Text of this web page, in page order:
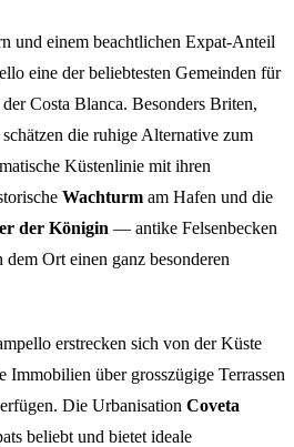
und einem beachtlichen Expat-Anteil
eine der beliebtesten Gemeinden für
Costa Blanca. Besonders Briten,
die ruhige Alternative zum
Küstenlinie mit ihren
Wachturm am Hafen und die
der Königin — antike Felsenbecken
Ort einen ganz besonderen
erstrecken sich von der Küste
über grosszügige Terrassen
Die Urbanisation Coveta
beliebt und bietet ideale